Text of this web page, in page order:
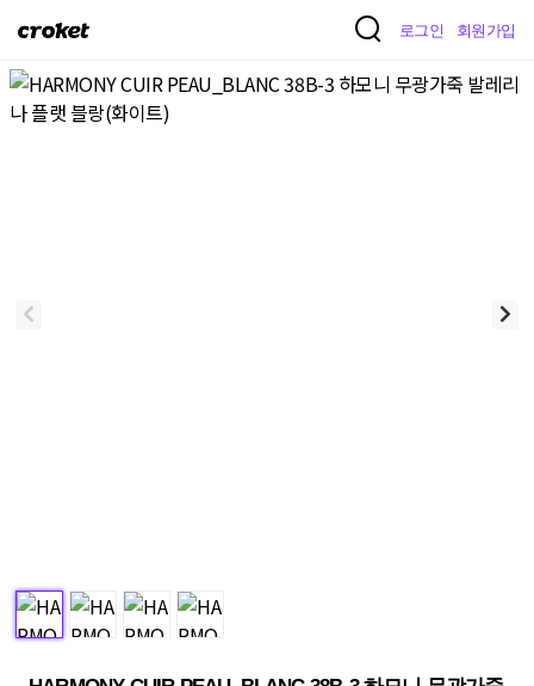
크
켓
로그인 회원가입